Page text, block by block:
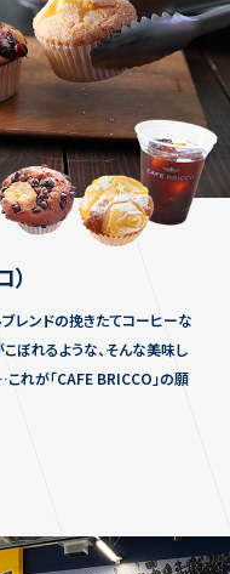
レンドの挽きたてコーヒーな
ぼれるような、そんな美味し
れが「CAFE BRICCO」の願